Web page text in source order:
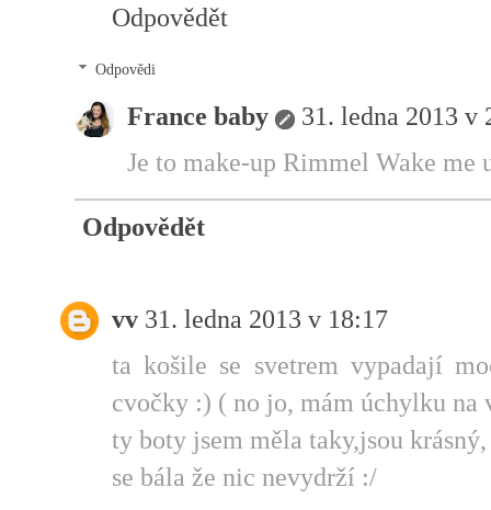
Odpovědět
Odpovědi
France baby
31. ledna 2013 v
Je to make-up Rimmel Wake me
Odpovědět
vv 31. ledna 2013 v 18:17
ta košile se svetrem vypadají
cvočky :) ( no jo, mám úchylku na
ty boty jsem měla taky,jsou
se bála že nic nevydrží :/